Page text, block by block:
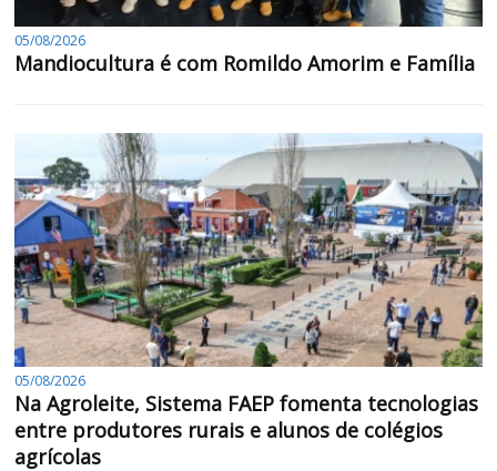
05/08/2026
Mandiocultura é com Romildo Amorim e Família
05/08/2026
Na Agroleite, Sistema FAEP fomenta tecnologias
entre produtores rurais e alunos de colégios
agrícolas